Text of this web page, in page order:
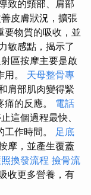
致的頸部、肩部
皮膚狀況，擴張
要物質的吸收，並
敏感點，揭示了
區按摩主要是啟
。 天母整骨專
肩部肌肉變得緊
的反應。 電話
這個過程最快、
作時間。 足底
摩，並產生覆蓋
換發流程 撿骨流
收更多營養，有